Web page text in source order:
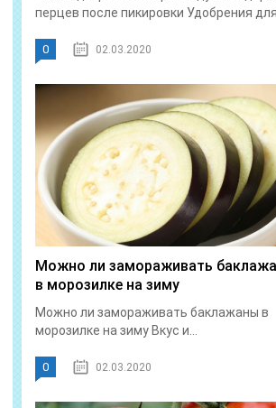
перцев после пикировки Удобрения
0 02.03.2020
Можно ли замораживать
в морозилке на зиму
Можно ли замораживать баклажаны в
морозилке на зиму Вкус и...
0 02.03.2020